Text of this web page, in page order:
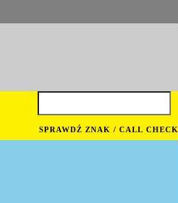
SPRAWDŹ ZNAK / CALL CHECK